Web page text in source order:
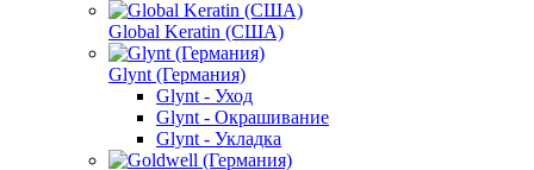
Global Keratin (США)
Glynt (Германия)
Glynt - Уход
Glynt - Окрашивание
Glynt - Укладка